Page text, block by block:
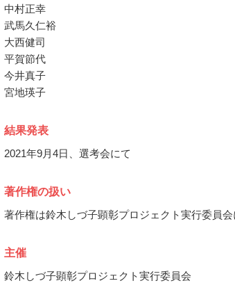
中村正幸
武馬久仁裕
大西健司
平賀節代
今井真子
宮地瑛子
結果発表
2021年9月4日、選考会にて
著作権の扱い
著作権は鈴木しづ子顕彰プロジェクト実行委員会
主催
鈴木しづ子顕彰プロジェクト実行委員会